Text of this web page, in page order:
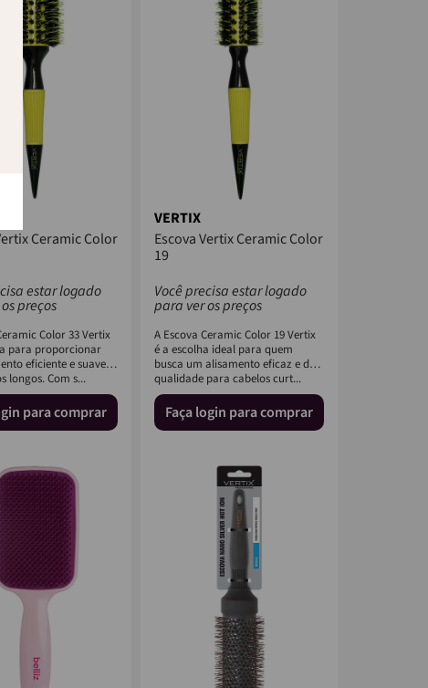
Ceramic Color
estar logado
preços
Color 33 Vertix
para proporcionar
eficiente e suave
longos. Com s...
para comprar
VERTIX
Escova Vertix Ceramic Color
19
Você precisa estar logado
para ver os preços
A Escova Ceramic Color 19 Vertix
é a escolha ideal para quem
busca um alisamento eficaz e de
qualidade para cabelos curt...
Faça login para comprar